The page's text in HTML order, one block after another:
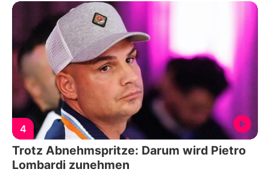
4
Trotz Abnehmspritze: Darum wird Pietro
Lombardi zunehmen